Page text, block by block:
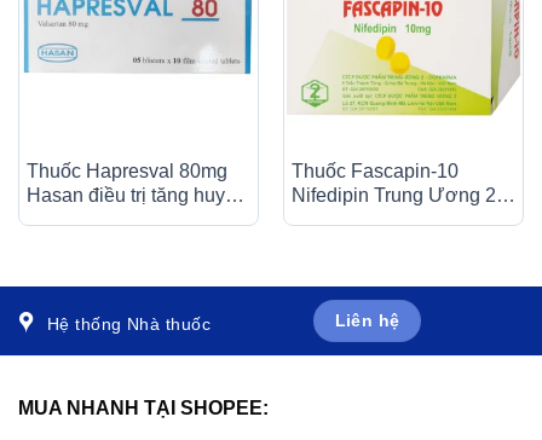
Thuốc Hapresval 80mg
Hasan điều trị tăng huyết
áp nguyên phát (10 vỉ x
Thuốc Fascapin-10
Nifedipin Trung Ương 2
dự phòng đau thắt ngực,
Hệ thống Nhà thuốc Liên hệ
MUA NHANH TẠI SHOPEE: